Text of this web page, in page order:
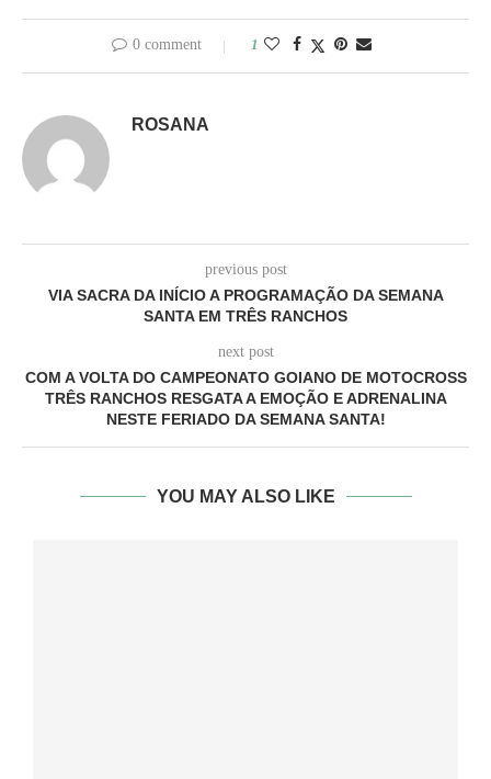
0 comment 1
ROSANA
previous post
VIA SACRA DA INÍCIO A PROGRAMAÇÃO DA SEMANA
SANTA EM TRÊS RANCHOS
next post
COM A VOLTA DO CAMPEONATO GOIANO DE MOTOCROSS
TRÊS RANCHOS RESGATA A EMOÇÃO E ADRENALINA
NESTE FERIADO DA SEMANA SANTA!
YOU MAY ALSO LIKE